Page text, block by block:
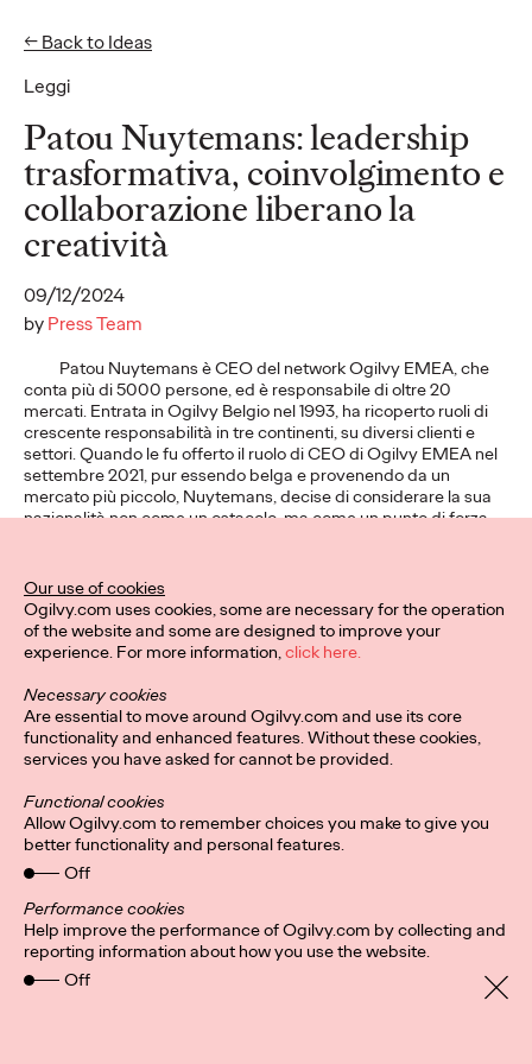
Leggi
← Back to Ideas
Patou Nuytemans: leadership
trasformativa, coinvolgimento e
collaborazione liberano la
creatività
09/12/2024
byPress Team
Patou Nuytemans è CEO del network Ogilvy EMEA, che
conta più di 5000 persone, ed è responsabile di oltre 20
mercati. Entrata in Ogilvy Belgio nel 1993, ha ricoperto ruoli di
crescente responsabilità in tre continenti, su diversi clienti e
settori. Quando le fu offerto il ruolo di CEO di Ogilvy EMEA nel
settembre 2021, pur essendo belga e provenendo da un
mercato più piccolo, Nuytemans, decise di considerare la sua
nazionalità non come un ostacolo, ma come un punto di forza.
l’empatia, che considera come il modo migliore per ottenere il
massimo dai team creativi.
«Con i creativi c’è un maggiore bisogno di collaborazione, di un
leader che ne supporti l’individualità oltre a facilitare il team,
che sappia consultare e coinvolgere gli altri, e non un leader
direttivo tradizionale», ha spiegato Nuytemans a BrandNews in
questa chiacchierata in cui racconta la sua visione, cosa sia per
lei la leadership trasformativa e perché partire da un paese
piccolo sia un vantaggio.
In Italia questa visione di leadership è portata avanti da Roberta
La Selva, CEO dell’agenzia, per la quale la guida carismatica di
Patou è una fonte di ispirazione. Non solo ne condivide appieno
la visione ma la considera fondamentale per il successo
dell’agenzia. «Una forte collaborazione e sinergia tra team
diversificati e una spiccata sensibilità nei confronti delle
persone sono gli elementi chiave per elevare la qualità del
nostro lavoro, permettendoci di raggiungere risultati eccellenti
e offrire soluzioni innovative ai nostri clienti. Questo non solo da
Privacy Policy
Cookies
Accessibility
Subscribe
Connect
Our use of cookies
Ogilvy.com uses cookies, some are necessary for the operation
of the website and some are designed to improve your
experience. For more information,click here.
Necessary cookies
Are essential to move around Ogilvy.com and use its core
functionality and enhanced features. Without these cookies,
services you have asked for cannot be provided.
Functional cookies
Allow Ogilvy.com to remember choices you make to give you
better functionality and personal features.
Off
Performance cookies
Help improve the performance of Ogilvy.com by collecting and
reporting information about how you use the website.
Off